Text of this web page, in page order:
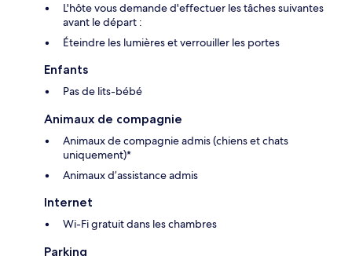
L'hôte vous demande d'effectuer les tâches suivantes
avant le départ :
Éteindre les lumières et verrouiller les portes
Enfants
Pas de lits-bébé
Animaux de compagnie
Animaux de compagnie admis (chiens et chats
uniquement)*
Animaux d’assistance admis
Internet
Wi-Fi gratuit dans les chambres
Parking